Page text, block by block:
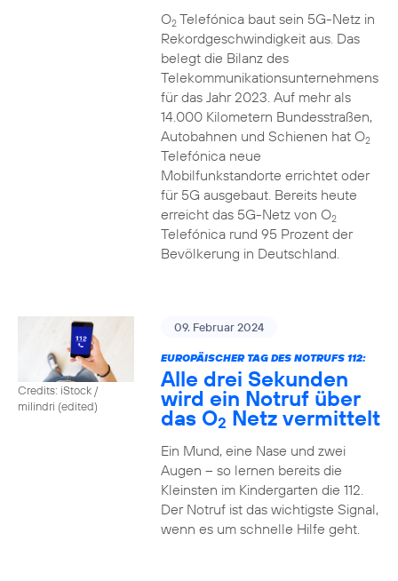
O2Telefónica baut sein 5G-Netz in
Rekordgeschwindigkeit aus. Das
belegt die Bilanz des
Telekommunikationsunternehmens
für das Jahr 2023. Auf mehr als
14.000 Kilometern Bundesstraßen,
Autobahnen und Schienen hat O2
Telefónica neue
Mobilfunkstandorte errichtet oder
für 5G ausgebaut. Bereits heute
erreicht das 5G-Netz von O2
Telefónica rund 95 Prozent der
Bevölkerung in Deutschland.
Credits: iStock /
milindri (edited)
09. Februar 2024
EUROPÄISCHER TAG DES NOTRUFS 112:
Alle drei Sekunden
wird ein Notruf über
das O2 Netz vermittelt
Ein Mund, eine Nase und zwei
Augen – so lernen bereits die
Kleinsten im Kindergarten die 112.
Der Notruf ist das wichtigste Signal,
wenn es um schnelle Hilfe geht.